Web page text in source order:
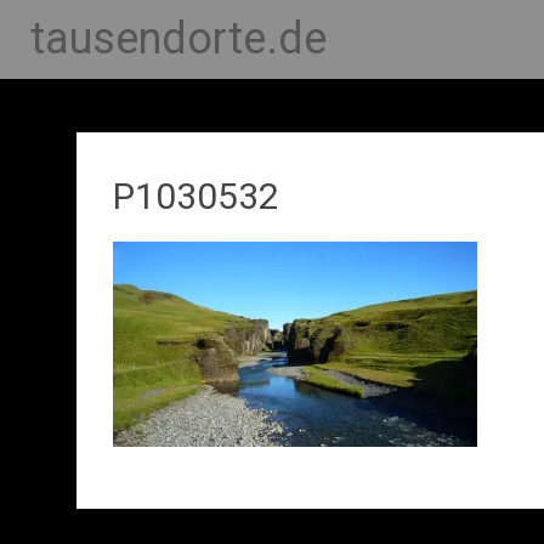
tausendorte.de
P1030532